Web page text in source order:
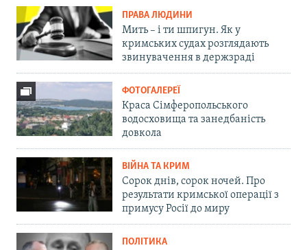
ПРАВА ЛЮДИНИ
Мить – і ти шпигун. Як у
кримських судах розглядають
звинувачення в держзраді
ФОТОГАЛЕРЕЇ
Краса Сімферопольського
водосховища та занедбаність
довкола
ВІЙНА ТА КРИМ
Сорок днів, сорок ночей. Про
результати кримської операції з
примусу Росії до миру
ПОЛІТИКА